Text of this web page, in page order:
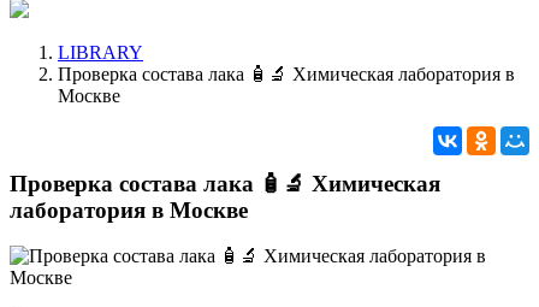
LIBRARY
Проверка состава лака 🧴🔬 Химическая лаборатория в
Москве
Проверка состава лака 🧴🔬 Химическая
лаборатория в Москве